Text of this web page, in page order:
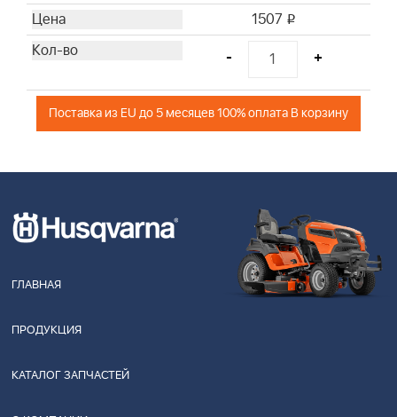
1507 i
- +
Поставка из EU до 5 месяцев 100% оплата В корзину
ГЛАВНАЯ
ПРОДУКЦИЯ
КАТАЛОГ ЗАПЧАСТЕЙ